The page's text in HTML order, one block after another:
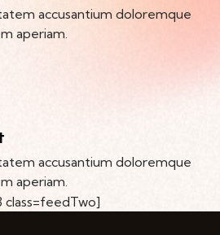
accusantium doloremque
aperiam.
accusantium doloremque
aperiam.